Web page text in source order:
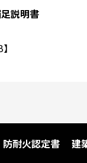
説明書
防耐火認定書 建